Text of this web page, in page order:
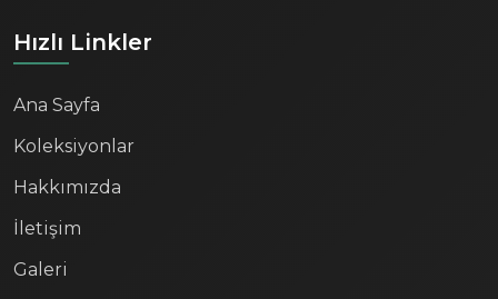
Hızlı Linkler
Ana Sayfa
Koleksiyonlar
Hakkımızda
İletişim
Galeri